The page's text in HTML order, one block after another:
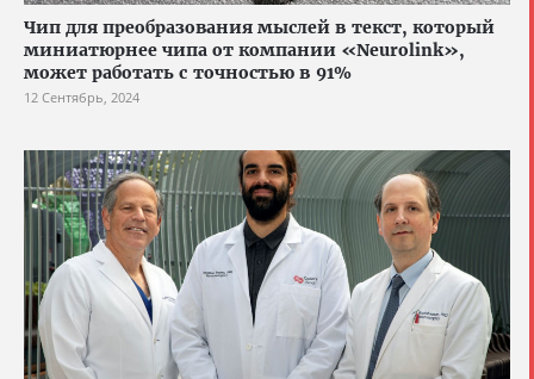
Чип для преобразования мыслей в текст, который
миниатюрнее чипа от компании «Neurolink»,
может работать с точностью в 91%
12 Сентябрь, 2024